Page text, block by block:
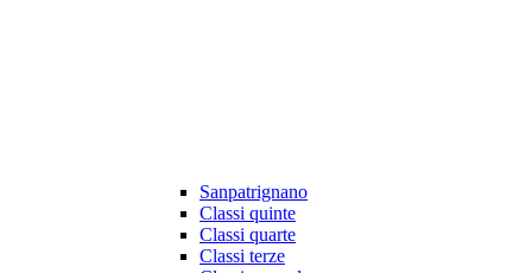
Sanpatrignano
Classi quinte
Classi quarte
Classi terze